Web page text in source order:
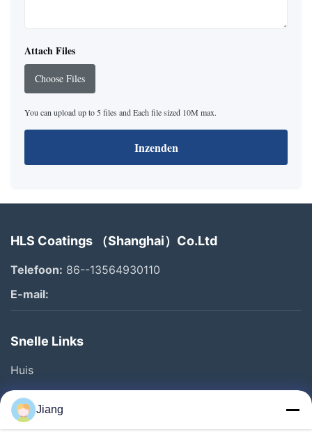
Attach Files
Choose Files
You can upload up to 5 files and Each file sized 10M max.
Inzenden
HLS Coatings （Shanghai）Co.Ltd
Telefoon: 86--13564930110
E-mail:
Snelle Links
Huis
Producten
Video's
Jiang